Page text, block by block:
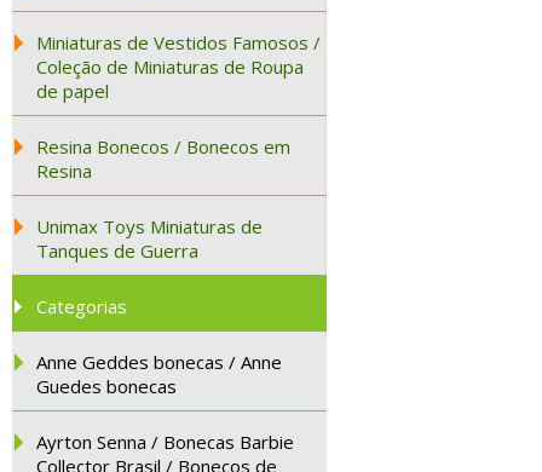
Miniaturas de Vestidos Famosos /
Coleção de Miniaturas de Roupa
de papel
Resina Bonecos / Bonecos em
Resina
Unimax Toys Miniaturas de
Tanques de Guerra
Categorias
Anne Geddes bonecas / Anne
Guedes bonecas
Ayrton Senna / Bonecas Barbie
Collector Brasil / Bonecos de